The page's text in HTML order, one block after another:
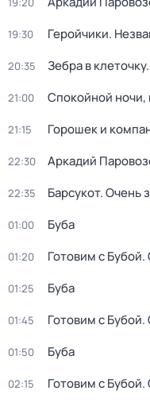
19:30 Геройчики.
20:35 Зебра в
21:00 Спокойной
21:15 Горошек и
22:30 Аркадий
22:35 Барсукот. Очень
01:00 Буба
01:20 Готовим с Бубой.
01:25 Буба
01:45 Готовим с Бубой.
01:50 Буба
02:15 Готовим с Бубой.